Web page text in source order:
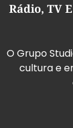
Rádio, TV
O Grupo
cultura e